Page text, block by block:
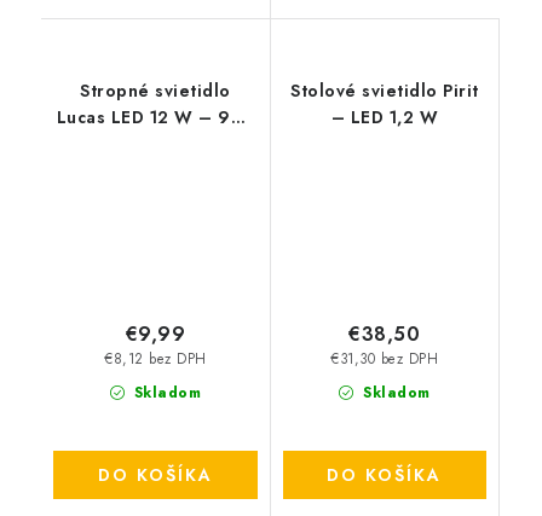
Stropné svietidlo
Lucas LED 12 W – 900
Skladom
€8,12 bez DPH
€9,99
DO KOŠÍKA
Stolové svietidlo Pirit
– LED 1,2 W
Skladom
€31,30 bez DPH
€38,50
DO KOŠÍKA